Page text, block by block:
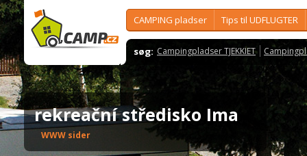
CAMPING pladser Tips til UDFLUGTER
søg: Campingpladser TJEKKIET
rekreační středisko Ima
WWW sider